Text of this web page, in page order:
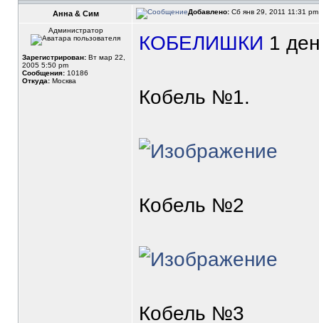
Анна & Сим Добавлено: Сб янв 29, 2011 11:31
Администратор
Зарегистрирован: Вт мар 22,
2005 5:50 pm
Сообщения: 10186
Откуда: Москва
КОБЕЛИШКИ 1
Кобель №1.
Кобель №2
Кобель №3